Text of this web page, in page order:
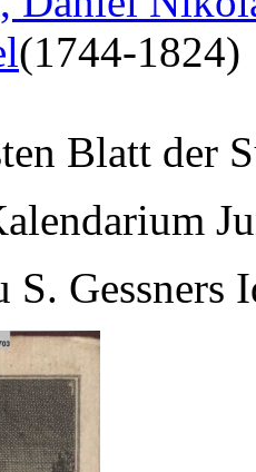
(1744-1824)
Blatt der
Gessners